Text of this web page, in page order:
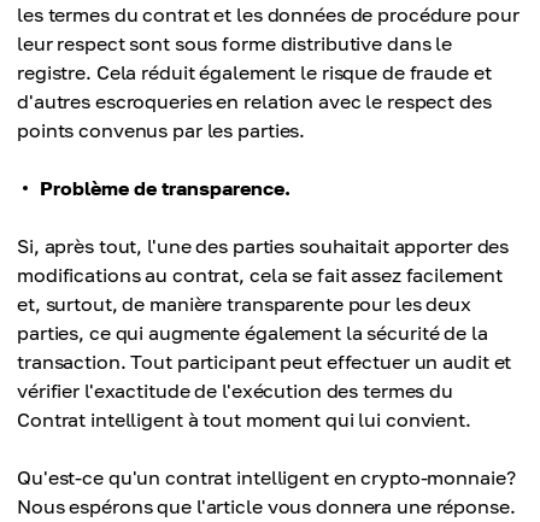
les termes du contrat et les données de procédure pour
leur respect sont sous forme distributive dans le
registre. Cela réduit également le risque de fraude et
d'autres escroqueries en relation avec le respect des
points convenus par les parties.
Problème de transparence.
Si, après tout, l'une des parties souhaitait apporter des
modifications au contrat, cela se fait assez facilement
et, surtout, de manière transparente pour les deux
parties, ce qui augmente également la sécurité de la
transaction. Tout participant peut effectuer un audit et
vérifier l'exactitude de l'exécution des termes du
Contrat intelligent à tout moment qui lui convient.
Qu'est-ce qu'un contrat intelligent en crypto-monnaie?
Nous espérons que l'article vous donnera une réponse.